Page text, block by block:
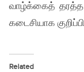
வாழ்க்கைத் தரத்த
கடைசியாக
Related